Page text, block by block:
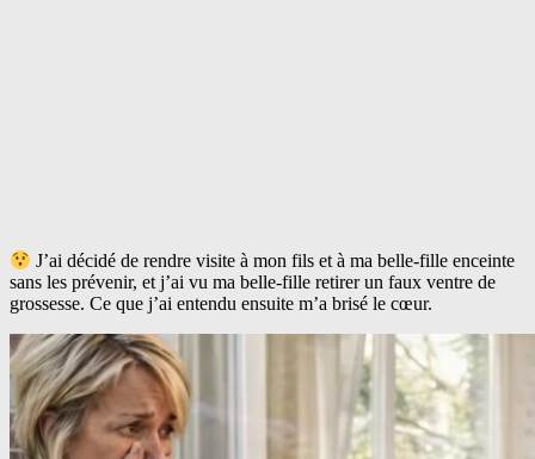
J’ai décidé de rendre visite à mon fils et à ma belle-fille enceinte
sans les prévenir, et j’ai vu ma belle-fille retirer un faux ventre de
grossesse. Ce que j’ai entendu ensuite m’a brisé le cœur.